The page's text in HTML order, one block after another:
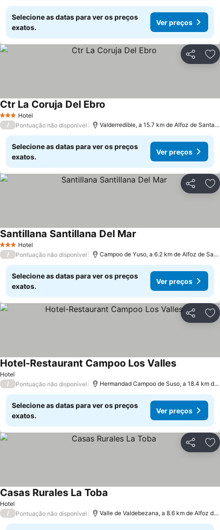
Selecione as datas para ver os preços
exatos.
Ver preços
Partilhar
3 EstrelasHotel
Ctr La Coruja Del Ebro
/ Pontuação não disponível Valderredible, a 15.7 km de Alfoz de Santa Gadea
Selecione as datas para ver os preços
exatos.
Ver preços
Partilhar
3 EstrelasHotel
Santillana Santillana Del Mar
/ Pontuação não disponível Campoo de Yuso, a 6.2 km de Alfoz de Santa Gadea
Selecione as datas para ver os preços
exatos.
Ver preços
Partilhar
Hotel
Hotel-Restaurant Campoo Los Valles
/ Pontuação não disponível Hermandad Campoo de Suso, a 18.4 km de Alfoz de Santa Gadea
Selecione as datas para ver os preços
exatos.
Ver preços
Partilhar
Hotel
Casas Rurales La Toba
/ Pontuação não disponível Valle de Valdebezana, a 8.6 km de Alfoz de Santa Gadea